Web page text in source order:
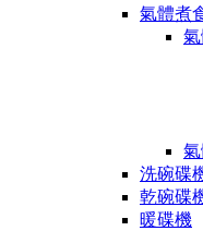
氣體煮
洗碗碟
乾碗碟
暖碟機